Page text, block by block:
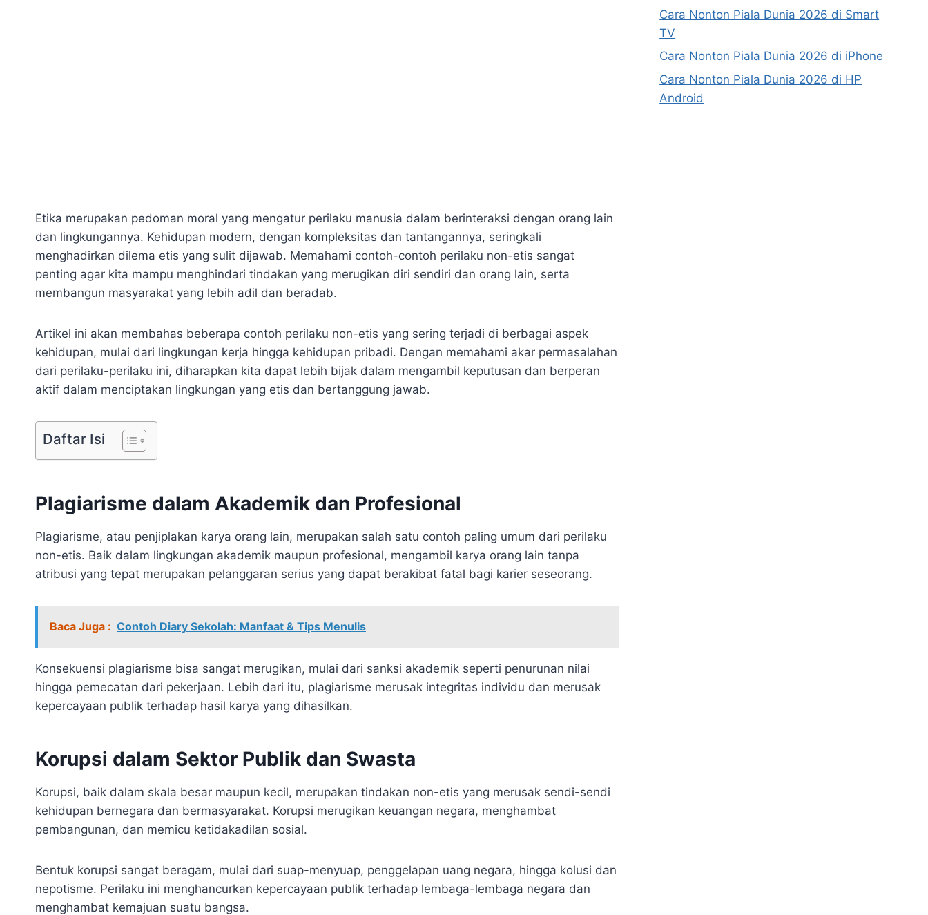
Etika merupakan pedoman moral yang mengatur perilaku manusia dalam berinteraksi dengan orang lain
dan lingkungannya. Kehidupan modern, dengan kompleksitas dan tantangannya, seringkali
menghadirkan dilema etis yang sulit dijawab. Memahami contoh-contoh perilaku non-etis sangat
penting agar kita mampu menghindari tindakan yang merugikan diri sendiri dan orang lain, serta
membangun masyarakat yang lebih adil dan beradab.
Artikel ini akan membahas beberapa contoh perilaku non-etis yang sering terjadi di berbagai aspek
kehidupan, mulai dari lingkungan kerja hingga kehidupan pribadi. Dengan memahami akar permasalahan
dari perilaku-perilaku ini, diharapkan kita dapat lebih bijak dalam mengambil keputusan dan berperan
aktif dalam menciptakan lingkungan yang etis dan bertanggung jawab.
Daftar Isi
Plagiarisme dalam Akademik dan Profesional
Plagiarisme, atau penjiplakan karya orang lain, merupakan salah satu contoh paling umum dari perilaku
non-etis. Baik dalam lingkungan akademik maupun profesional, mengambil karya orang lain tanpa
atribusi yang tepat merupakan pelanggaran serius yang dapat berakibat fatal bagi karier seseorang.
Baca Juga : Contoh Diary Sekolah: Manfaat & Tips Menulis
Konsekuensi plagiarisme bisa sangat merugikan, mulai dari sanksi akademik seperti penurunan nilai
hingga pemecatan dari pekerjaan. Lebih dari itu, plagiarisme merusak integritas individu dan merusak
kepercayaan publik terhadap hasil karya yang dihasilkan.
Korupsi dalam Sektor Publik dan Swasta
Korupsi, baik dalam skala besar maupun kecil, merupakan tindakan non-etis yang merusak sendi-sendi
kehidupan bernegara dan bermasyarakat. Korupsi merugikan keuangan negara, menghambat
pembangunan, dan memicu ketidakadilan sosial.
Bentuk korupsi sangat beragam, mulai dari suap-menyuap, penggelapan uang negara, hingga kolusi dan
nepotisme. Perilaku ini menghancurkan kepercayaan publik terhadap lembaga-lembaga negara dan
menghambat kemajuan suatu bangsa.
Cara Nonton Piala Dunia 2026 di Smart
TV
Cara Nonton Piala Dunia 2026 di iPhone
Cara Nonton Piala Dunia 2026 di HP
Android